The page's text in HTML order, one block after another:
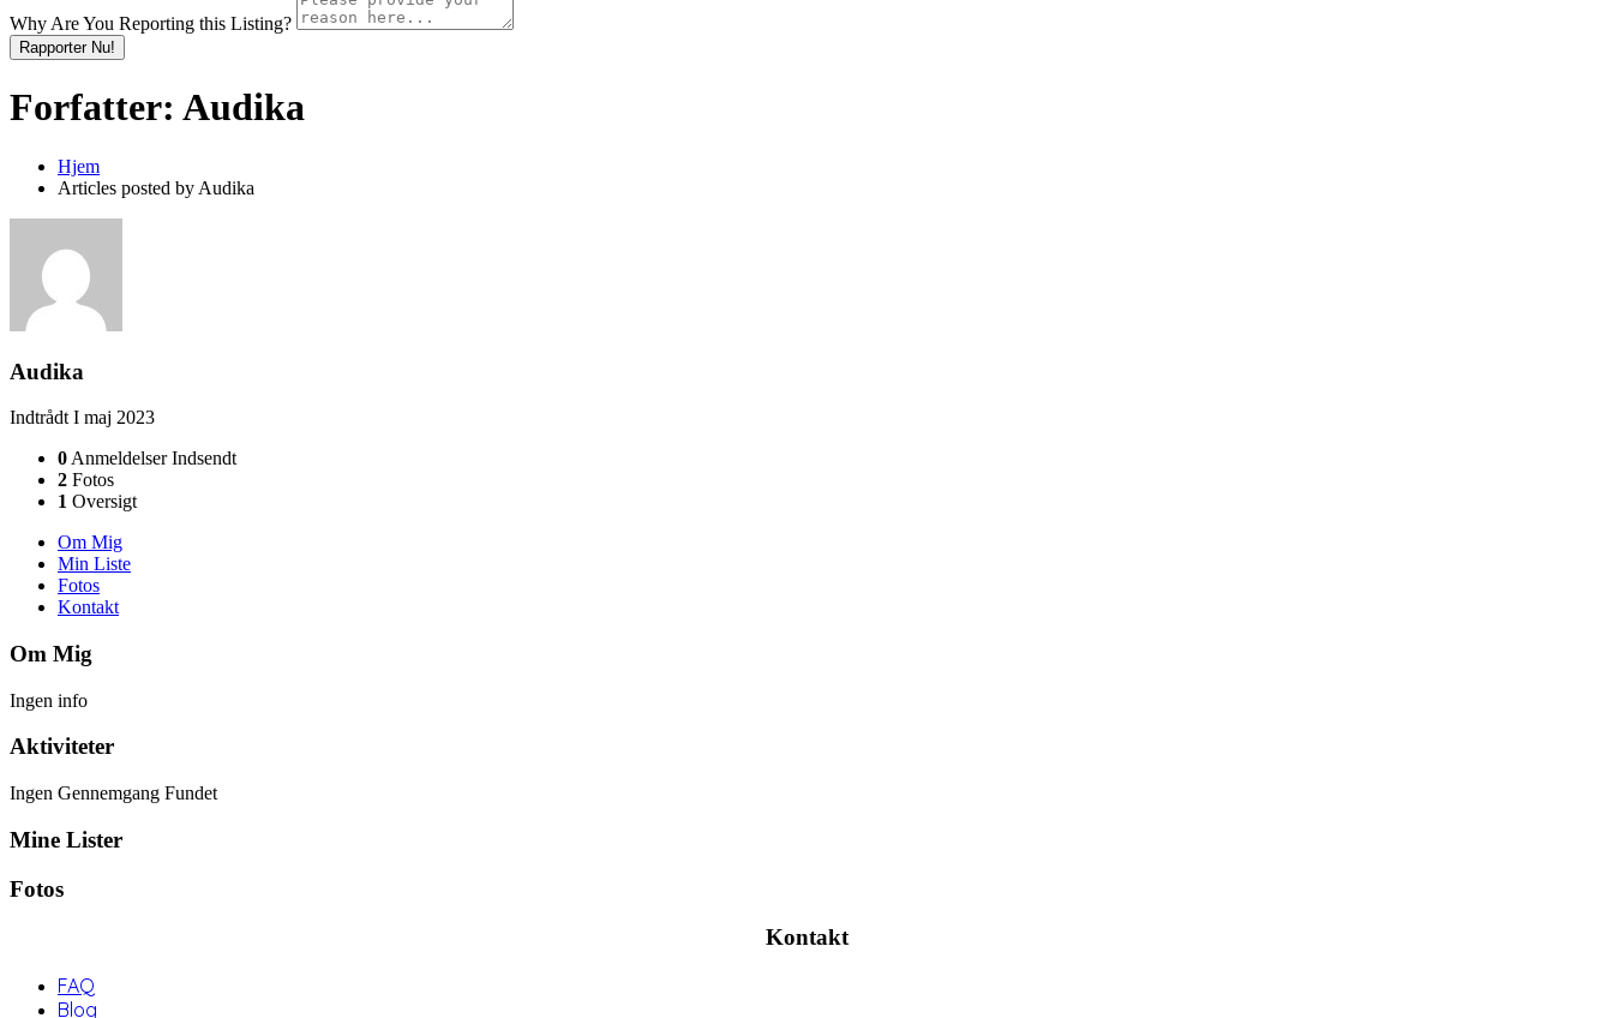
Why Are You Reporting this Listing?
Rapporter Nu!
Forfatter: Audika
Hjem
Articles posted by Audika
Audika
Indtrådt I maj 2023
0 Anmeldelser Indsendt
2 Fotos
1 Oversigt
Om Mig
Min Liste
Fotos
Kontakt
Om Mig
Ingen info
Aktiviteter
Ingen Gennemgang Fundet
Mine Lister
Fotos
Kontakt
FAQ
Blog